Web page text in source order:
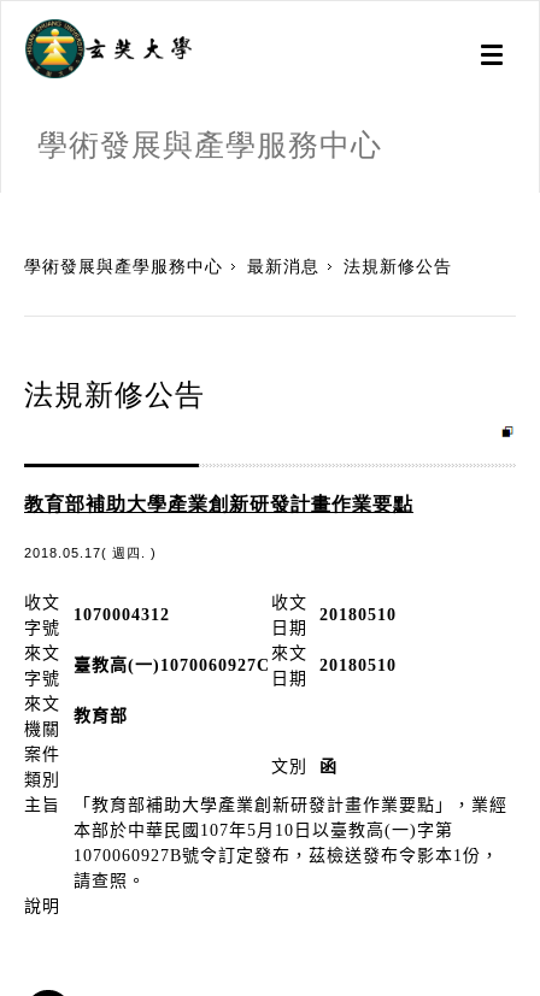
Toggle
學術發展與產學服務中心
學術發展與產學服務中心 最新消息 法規新修公告
法規新修公告
教育部補助大學產業創新研發計畫作業要點
2018.05.17( 週四. )
收文
字號
1070004312
收文
日期
20180510
來文
字號
臺教高(一)1070060927C
來文
日期
20180510
來文
機關
教育部
案件
類別
文別 函
主旨
「教育部補助大學產業創新研發計畫作業要點」，業經
本部於中華民國107年5月10日以臺教高(一)字第
1070060927B號令訂定發布，茲檢送發布令影本1份，
請查照。
說明